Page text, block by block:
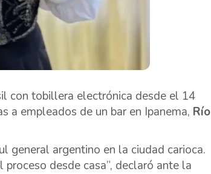
con tobillera electrónica desde el 14
a empleados de un bar en Ipanema, Río
general argentino en la ciudad carioca.
desde casa”, declaró ante la